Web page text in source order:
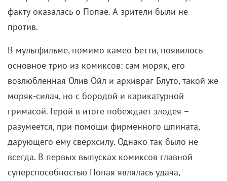
факту оказалась о Попае. А зрители были не
против.
В мультфильме, помимо камео Бетти, появилось
основное трио из комиксов: сам моряк, его
возлюбленная Олив Ойл и архивраг Блуто, такой же
моряк-силач, но с бородой и карикатурной
гримасой. Герой в итоге побеждает злодея –
разумеется, при помощи фирменного шпината,
дарующего ему сверхсилу. Однако так было не
всегда. В первых выпусках комиксов главной
суперспособностью Попая являлась удача,